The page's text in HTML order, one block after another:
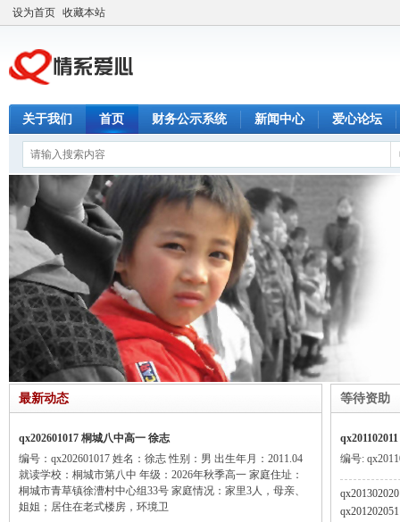
设为首页 收藏本站
关于我们 首页 财务公示系统 新闻中心 爱心论坛
最新动态
qx202601017 桐城八中高一 徐志
编号：qx202601017 姓名：徐志 性别：男 出生年月：2011.04
就读学校：桐城市第八中 年级：2026年秋季高一 家庭住址：
桐城市青草镇徐漕村中心组33号 家庭情况：家里3人，母亲、
姐姐；居住在老式楼房，环境卫
等待资助
编号: